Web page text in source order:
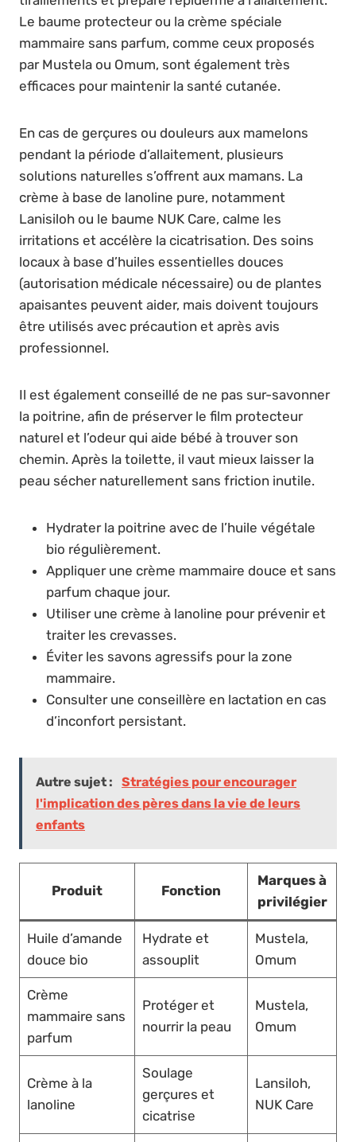
Le baume protecteur ou la crème spéciale
mammaire sans parfum, comme ceux proposés
par Mustela ou Omum, sont également très
efficaces pour maintenir la santé cutanée.
En cas de gerçures ou douleurs aux mamelons
pendant la période d’allaitement, plusieurs
solutions naturelles s’offrent aux mamans. La
crème à base de lanoline pure, notamment
Lanisiloh ou le baume NUK Care, calme les
irritations et accélère la cicatrisation. Des soins
locaux à base d’huiles essentielles douces
(autorisation médicale nécessaire) ou de plantes
apaisantes peuvent aider, mais doivent toujours
être utilisés avec précaution et après avis
professionnel.
Il est également conseillé de ne pas sur-savonner
la poitrine, afin de préserver le film protecteur
naturel et l’odeur qui aide bébé à trouver son
chemin. Après la toilette, il vaut mieux laisser la
peau sécher naturellement sans friction inutile.
Hydrater la poitrine avec de l’huile végétale
bio régulièrement.
Appliquer une crème mammaire douce et sans
parfum chaque jour.
Utiliser une crème à lanoline pour prévenir et
traiter les crevasses.
Éviter les savons agressifs pour la zone
mammaire.
Consulter une conseillère en lactation en cas
d’inconfort persistant.
Autre sujet :
Stratégies pour encourager
l'implication des pères dans la vie de leurs
enfants
Produit Fonction
Marques à
privilégier
Huile d’amande
douce bio
Hydrate et
assouplit
Mustela,
Omum
Crème
mammaire sans
parfum
Protéger et
nourrir la peau
Mustela,
Omum
Crème à la
lanoline
Soulage
gerçures et
cicatrise
Lansiloh,
NUK Care